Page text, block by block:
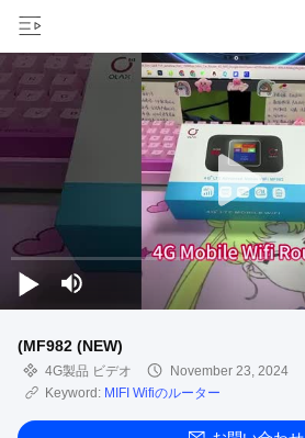
(MF982 (NEW)
4G製品 ビデオ
November 23, 2024
Keyword: MIFI Wifiのルーター